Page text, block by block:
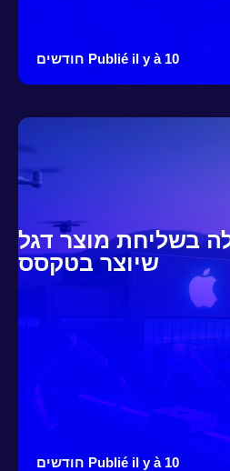
Publié il y à 10 חודשים
בשליחת מוצר דגל
שיוצר בטקסס
Publié il y à 10 חודשים